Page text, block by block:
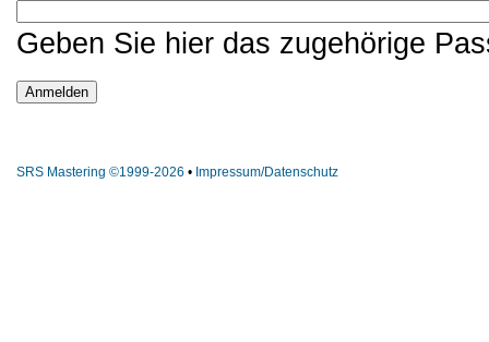
Geben Sie hier das zugehörige
SRS Mastering ©1999-2026 • Impressum/Datenschutz